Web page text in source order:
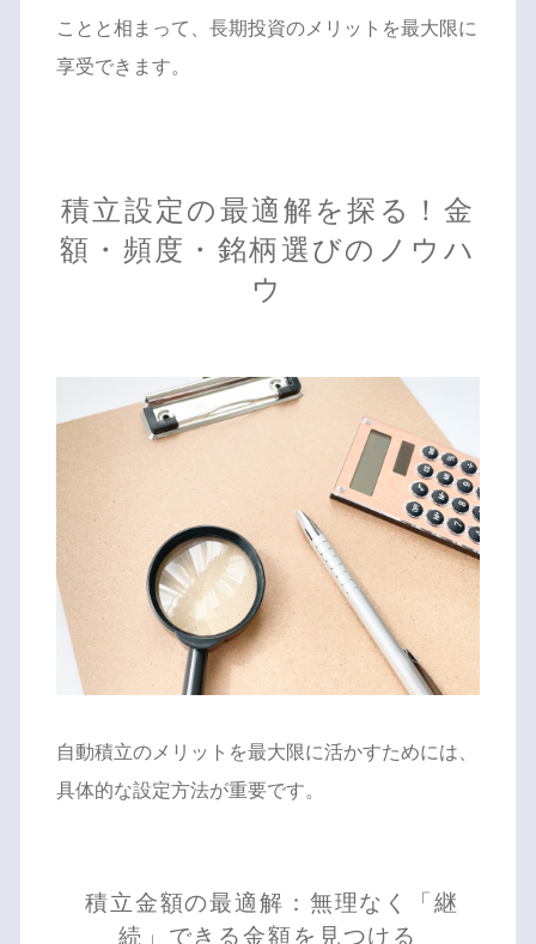
ことと相まって、長期投資のメリットを最大限に
享受できます。
積立設定の最適解を探る！金
額・頻度・銘柄選びのノウハ
ウ
自動積立のメリットを最大限に活かすためには、
具体的な設定方法が重要です。
積立金額の最適解：無理なく「継
続」できる金額を見つける